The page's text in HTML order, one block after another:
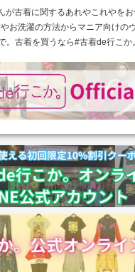
が古着に関するあれやこれやを
お洗濯の方法からマニア向けの
。古着を買うなら#古着de行こか。